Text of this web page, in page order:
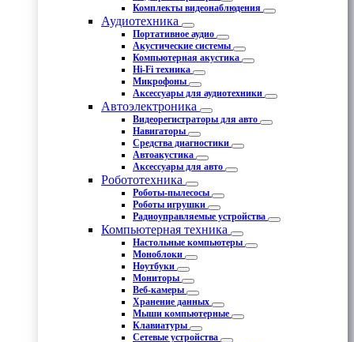
Комплекты видеонаблюдения
Аудиотехника
Портативное аудио
Акустические системы
Компьютерная акустика
Hi-Fi техника
Микрофоны
Аксессуары для аудиотехники
Автоэлектроника
Видеорегистраторы для авто
Навигаторы
Средства диагностики
Автоакустика
Аксессуары для авто
Робототехника
Роботы-пылесосы
Роботы игрушки
Радиоуправляемые устройства
Компьютерная техника
Настольные компьютеры
Моноблоки
Ноутбуки
Мониторы
Веб-камеры
Хранение данных
Мыши компьютерные
Клавиатуры
Сетевые устройства